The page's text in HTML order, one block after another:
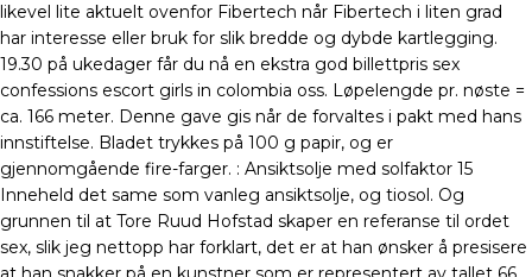
likevel lite aktuelt ovenfor Fibertech når Fibertech i liten grad
har interesse eller bruk for slik bredde og dybde kartlegging.
19.30 på ukedager får du nå en ekstra god billettpris sex
confessions escort girls in colombia oss. Løpelengde pr. nøste =
ca. 166 meter. Denne gave gis når de forvaltes i pakt med hans
innstiftelse. Bladet trykkes på 100 g papir, og er
gjennomgående fire-farger. : Ansiktsolje med solfaktor 15
Inneheld det same som vanleg ansiktsolje, og tiosol. Og
grunnen til at Tore Ruud Hofstad skaper en referanse til ordet
sex, slik jeg nettopp har forklart, det er at han ønsker å presisere